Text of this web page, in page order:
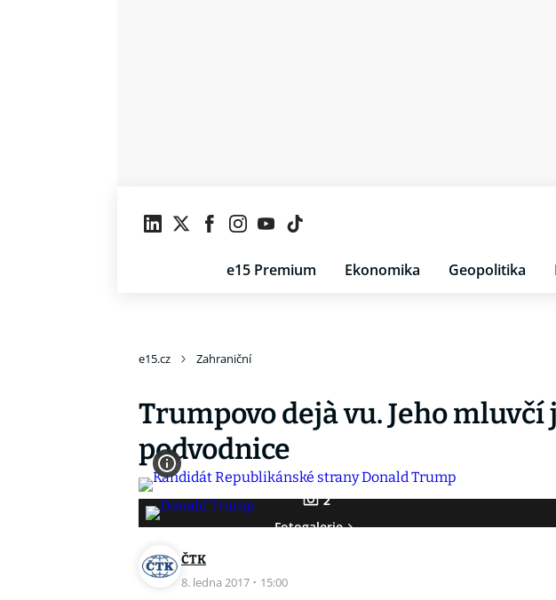
e15 Premium Ekonomika Geopolitika
e15.cz Zahraniční
Trumpovo dejà vu. Jeho
podvodnice
2
Fotogalerie
ČTK
8. ledna 2017 · 15:00